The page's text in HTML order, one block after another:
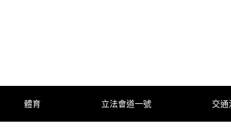
體育 立法會道一號 交通